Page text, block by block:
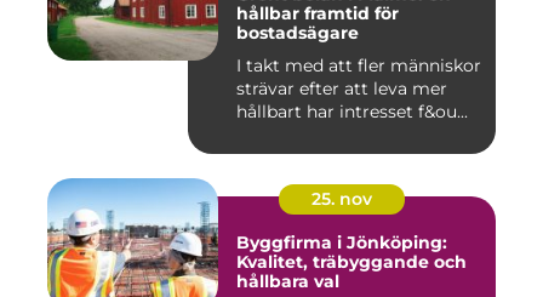
hållbar framtid för
bostadsägare
I takt med att fler människor
strävar efter att leva mer
hållbart har intresset f&ou...
25. nov
Byggfirma i Jönköping:
Kvalitet, träbyggande och
hållbara val